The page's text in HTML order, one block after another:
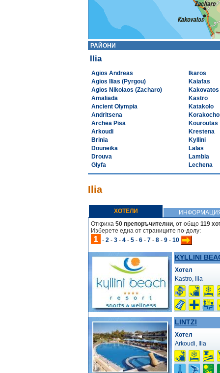
РАЙОНИ
Ilia
Agios Andreas
Agios Ilias (Pyrgou)
Agios Nikolaos (Zacharo)
Amaliada
Ancient Olympia
Andritsena
Archea Pisa
Arkoudi
Brinia
Douneika
Drouva
Glyfa
Ikaros
Kaiafas
Kakovatos
Kastro
Katakolo
Kouroutas
Krestena
Kyllini
Lalas
Lambia
Lechena
Ilia
ХОТЕЛИ
Откриха 50 препоръчителни, от общо 119
Изберете една от страниците по-долу:
1 - 2 - 3 - 4 - 5 - 6 - 7 - 8 - 9 - 10
KYLLINI
Хотел
Kastro, Ilia
LINTZI
Хотел
Arkoudi, Ilia